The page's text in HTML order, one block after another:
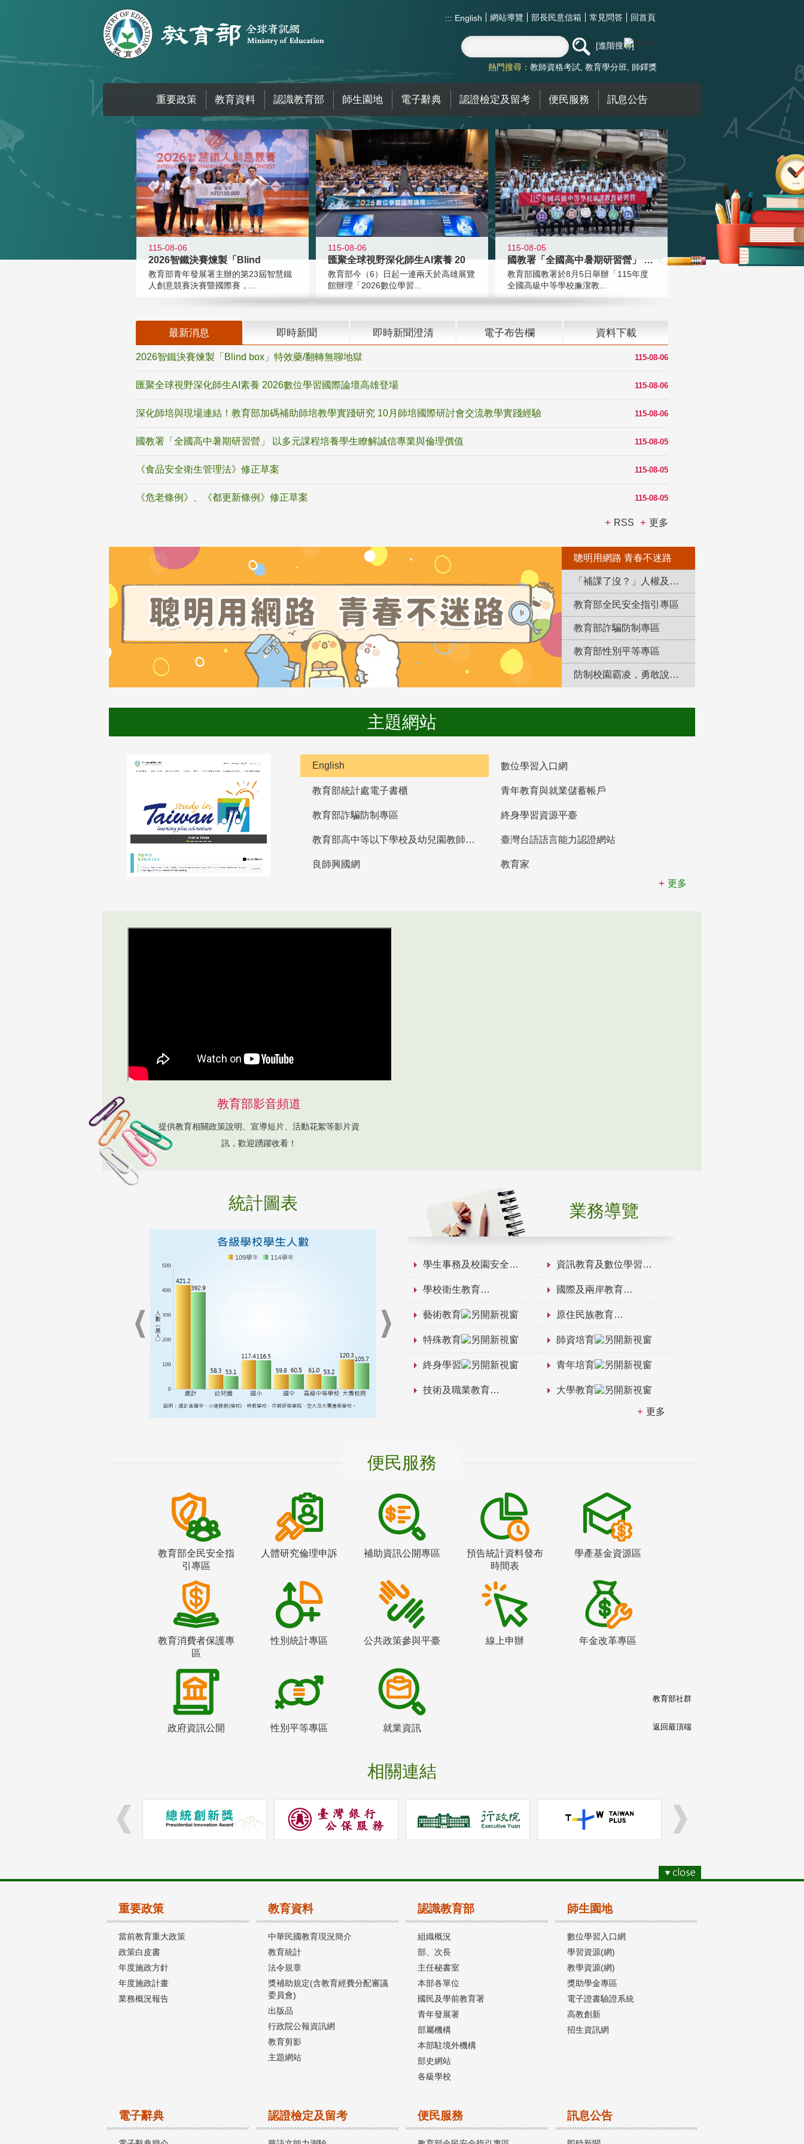
::: English 網站導覽 部長民意信箱 常見問答 回首頁
進階搜尋
熱門搜尋： 教師資格考試 教育學分班 師鐸獎
重要政策 教育資料 認識教育部 師生園地 電子辭典 認證檢定及留考 便民服務 訊息公告
:::
115-08-06
2026智鐵決賽煉製「Blind
教育部青年發展署主辦的第23屆智慧鐵
人創意競賽決賽暨國際賽，...
115-08-06
匯聚全球視野深化師生AI素養 20
教育部今（6）日起一連兩天於高雄展覽
館辦理「2026數位學習...
115-08-05
國教署「全國高中暑期研習營」 以多
教育部國教署於8月5日舉辦「115年度
全國高級中等學校廉潔教...
最新消息 即時新聞 即時新聞澄清 電子布告欄 資料下載
115-08-06
2026智鐵決賽煉製「Blind box」特效藥/翻轉無聊地獄
115-08-06
匯聚全球視野深化師生AI素養 2026數位學習國際論壇高雄登場
115-08-06
深化師培與現場連結！教育部加碼補助師培教學實踐研究 10月師培國際研討會交流教學實踐經驗
115-08-05
國教署「全國高中暑期研習營」 以多元課程培養學生瞭解誠信專業與倫理價值
115-08-05
《食品安全衛生管理法》修正草案
115-08-05
《危老條例》、《都更新條例》修正草案
RSS 更多
聰明用網路 青春不迷路
「補課了沒？」人權及轉型正義教育專區
教育部全民安全指引專區
教育部詐騙防制專區
教育部性別平等專區
防制校園霸凌，勇敢說出來！
主題網站
English 數位學習入口網
教育部統計處電子書櫃 青年教育與就業儲蓄帳戶
教育部詐騙防制專區 終身學習資源平臺
教育部高中等以下學校及幼兒園教師資格檢定考試 臺灣台語語言能力認證網站
良師興國網
教育家
更多
教育部影音頻道
提供教育相關政策說明、宣導短片、活動花絮等影片資
訊，歡迎踴躍收看！
統計圖表 業務導覽
學生事務及校園安全 資訊教育及數位學習
學校衛生教育 國際及兩岸教育
藝術教育 原住民族教育
特殊教育 師資培育
終身學習 青年培育
技術及職業教育 大學教育
更多
便民服務
教育部全民安全指
引專區
人體研究倫理申訴 補助資訊公開專區
預告統計資料發布
時間表
學產基金資源區
教育消費者保護專
區
性別統計專區 公共政策參與平臺 線上申辦 年金改革專區
政府資訊公開 性別平等專區 就業資訊
相關連結
教育部社群
返回最頂端
重要政策
當前教育重大政策
政策白皮書
年度施政方針
年度施政計畫
業務概況報告
教育資料
中華民國教育現況簡介
教育統計
法令規章
獎補助規定(含教育經費分配審議
委員會)
出版品
行政院公報資訊網
教育剪影
主題網站
認識教育部
組織概況
部、次長
主任秘書室
本部各單位
國民及學前教育署
青年發展署
部屬機構
本部駐境外機構
部史網站
各級學校
師生園地
數位學習入口網
學習資源(網)
教學資源(網)
獎助學金專區
電子證書驗證系統
高教創新
招生資訊網
電子辭典 認證檢定及留考 便民服務 訊息公告